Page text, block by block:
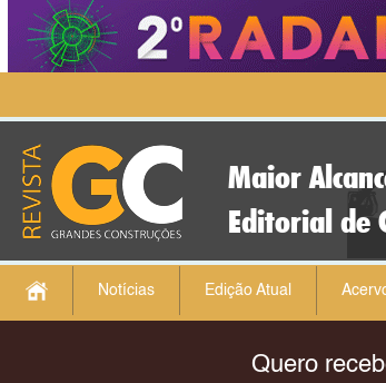
Maior
Editorial de
Notícias Edição Atual
Quero